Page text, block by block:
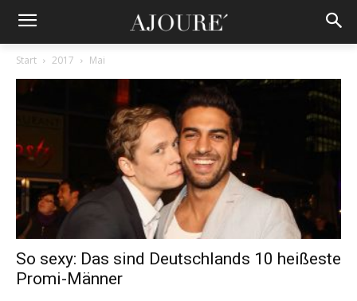
Start 2017 Mai
So sexy: Das sind Deutschlands 10 heißeste
Promi-Männer